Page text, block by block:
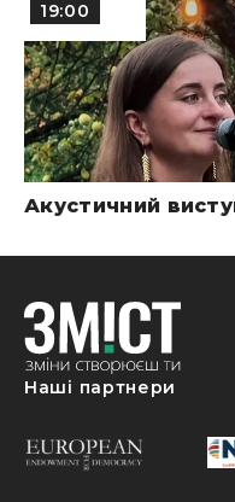
19:00
Акустичний
Наші партнери